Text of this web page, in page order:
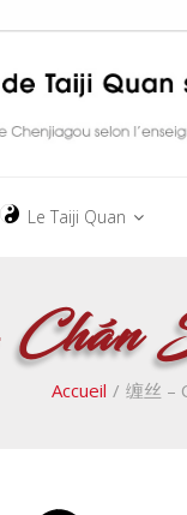
Le Taiji Quan
Accueil / 缠丝 –